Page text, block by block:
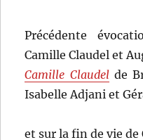
Précédente
Camille Claudel et
Camille Claudelde
Isabelle Adjani et
et sur la fin de vie de